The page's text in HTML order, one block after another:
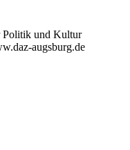
Politik und Kultur
augsburg.de